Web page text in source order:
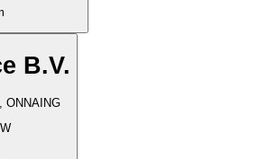
B.V.
ONNAING